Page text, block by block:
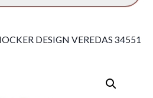
DESIGN VEREDAS 34551